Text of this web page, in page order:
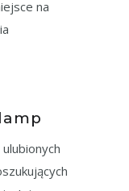
na